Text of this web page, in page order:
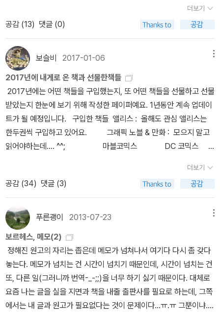
기득권과 부르주아 문화에 장기적으로 저항해야 한다. 러시아 혁명처
럼 정면으로 맞서서 신속하게 ‘기동전(war of maneuver)’을 수행
하면 혁명이 실패할 가능성이 높다. 1905년에 일어난 러시아 혁명을
지켜본 서구 자본주의 국가들은 사회주의의 위력을 습득하면서 그들
의 투쟁 전략을 예상한다. 따라서 이탈리아 사회주의자들은 참호 속
에 숨어서 싸우듯이 진지전을 펼쳐야 하며, 자본주의에 맞서서 뒤집
을 수 있는 ‘역량’을 갖추어야 한다. 비록 혁명이 달성하는 데 시간은
오래 걸리지만, 자본주의의 참호들을 하나하나씩 점령하면 부르주아
기득권의 헤게모니(hegemony, 지배권)는 무너진다. 이때 사회주의
자들이 기동전을 펼칠 기회가 생긴다.‘비둘기’ 북클럽은 문학과 독서
를 쓸모없는 것으로 여기고, 표현의 자유를 억압하는 중국의 검열 방
식에 정면으로 저항하지 않는다. 그들이 할 수 있는 것은 기동전이 아
닌 진지전이다. ‘비둘기’ 북클럽의 일차 목표는 가까이 지내는 사람들
만드는 ‘아름다운 작업’이라고 말한다. 그러면서 한 사람의 인생을 변
화시키는 문학의 힘을 ‘감염’으로 비유한다. “문학이야말로 가장 아름
다운 작업이라고 생각해요. 최근 난 스스로 변화시키고 있을 뿐만 아
니라 우리 가족의 변화도 이끌어냈어요. 이것이 바로 문학의 감염력
이죠.” (464쪽)‘비둘기’ 북클럽 회원들의 문학 예찬은 책 밖에 있는
독자들에게도 계속 강조한다. ‘비둘기’ 북클럽 회원들의 신조는 문학
에 등 돌린 (소설 속 허구의 세계와 현실의) 독자들을 설득할 수 있는
중권, <고로 나는 존재하는 고양이>, 천년의 상상). 표지 질감을 벨벳
질감으로 만들어서 그 질감에 매료되게 만들기도 한다.(정이현, <상
냥한 폭력의 시대>, 문학과 지성사)솔직히 고백하겠다. 나에게는 제
본 형태만 보고 산 책도 있다. 지금도 잘 모셔두고 있는 사데크 헤대야
트의 <눈먼올빼미>는 지인에게 추천을 받아 2013년에 샀던 책이다.
-24쪽 4. 강유원 박사는 <인문고전강의>에서 독서의 차원을
세 가지로 정리했다. 첫번째는 호기심 차원, 두 번째는 쾌락적 차원,
세 번째는 구조적 차원이다. -68쪽 5. 내가 책에서 얻은 즐거움
이란 이런 것들이다 :<나의 라임오렌지나무>를 읽고 나서 펑펑 흘린
눈물. <피에르 메나르, 돈키호테의 저자>를 읽고 뒤통수가 짜릿했던
지적 쾌감.<예감은 틀리지 않는다>를 읽고 실감한 삶의 회한.<엘러
화의 교류과정에 대한 놀라움<검은 고양이>를 읽으며 느낀 공포.<백
지>가 선사한 아픔.<이갈리아의 딸들>을 읽으며 느낀 통쾌함<SKE
PTIC>이 보여주는 과학적 사고방식의 정합성<새들은 페루에 가서
죽다>를 읽으며 입에 씁쓸하게 남은 외로움.<모든 범죄는 흔적을 남
긴다>를 읽으며 들었던 인간 본성에 대한 고민.<운명>을 읽고 마침
는 사람들이 책을 추천해달라고 할 때, 과학과 친해지는 첫 단계로 메
리 로치의 책을 권하곤 한다. <인체 재활용>이나 <우주 다큐>등을
널드 서순 《유럽 문화사》(2권까지만 모았다)스티븐 킹 《죽음의 무
도》움베르토 에코 《책의 우주》E. H. 카 《도스또예프스키 평전》(도스
스탠리 카벨 《눈에 비치는 세계》프리모 레비 《가라앉은 자와 구조된
자》 조르조 아감벤 / 모니카 페란도 《말할 수 없는 소녀》마르
쿠스 가브리엘 《왜 세계는 존재하지 않는가》 제러드 다이아몬드 외
《컬처 쇼크》앙드레 지드 《위폐범들》미셸 투르니에 《방드르디, 태평
양의 끝》니콜라 드 크레시 《천상의 비벤덤》파스칼 키냐르 《부테
스》 이 사진엔 선물받은 책이 꽤 있는데, 파란색은 선물하기 좋은 색
인 걸까? 아니면 파란색을 좋아하는 사람들끼리 친구가 되는 경향이
있는 걸까ㅎ 질 들뢰즈 / 펠릭스 가타리 《안티 오이디푸스》
셸 투르니에 《예찬》존 퓰츠 《사진에 나타난 몸》클레어 웨이트 브라
운 《파스텔 바이블》데이비드 폭슨 《정물화 스케치 바이블》이일형
《프랭크 게리》(최초의 해체주의 건축가) 알라딘 다이어리_도
라에몽로베르트 아를르 《7인의 미치광이》 존 파울즈 《마법사》이탈
로 칼비노 《보이지 않는 도시들》니체 《디오니소스 찬가》엘리엇 《황
무지》찰스 부코스키 《우체국》이언 매큐언 《체실 비치에서》
황정은 외 《웃는 남자》에밀시오랑 《지금 이 순간 나는 아프다》유재
영 《하바롭스크의 밤》함석헌 《바가바드 기타》요시모토 바나나 《 N ·
P 》조연호 《행복한 난청》(음악 에세이 추천)Donald Duck Not
e 시집은 파란 도서가 너무 많아서 (문학과 지성사만 해도 엄청
남;) 눈에 띄는 것만~황유원 《세상의 모든 최대화》안태운 《감은 눈
렇게 적었다. 필사자가 되려므나! 이 말을 그대 가슴에 각인하라.그대
의 이름을 영원히 남기기 위해서!두루마리는 돌새김보다 훌륭하느니
라.사람이 죽으면 육신은 먼지가 되고,그의 사람들도 이 땅에서 사라
지고 말 것이니.사람을 기억하게 하는 것은 책이니라그를 읽는 사람
의 입을 통해서. - 알베르토 망겔, 『독서의 역사』 * * * (밑줄긋기) 0
1_단편소설 이반 세르게비치 투르게네프(1818∼1883)허구적 인물
의 네 가지 유형셰익스피어와 단테를 사랑했던 투르게네프는 모든 인
류를 '햄릿형'과 '돈 키호테형'으로 나누었다. 존 폴스타프(셰익스피어
작품에 나오는 희극적 인물)나 산초 판자(『돈 키호테』에 나오는 인
물)까지 포함한다면 허구적 인물의 네 가지 유형을 형성할 수 있을 것
이다.현실과 운명의 취약성을 잘 이해하기 위해서우리는 왜 「베진 초
원」을 읽는가? 우리의 현실과 운명의 취약성을 잘 이해하고, 투르게
네프의 이야기꾼으로서의 솜씨, 겉으로 드러나는 그의 초연함 등을
일 것이다. 안톤 파블로비치 체호프(1860∼1904)체호프와 톨스토
이에 대한 가장 훌륭한 평론지금까지 내가 읽은 글 중에서 체호프와
톨스토이에 대한 가장 훌륭한 평론은 막심 고리키의 『회상들』에 나온
다:'체호프가 있는 곳에서는 누구나 단순해지고 진실해지며 보다 더
본연의 자신이 되고자 하는 무의식적인 욕망을 느끼게 된다.'왜 최고
의 작품만을 읽어야 하는가나는 내면적 삶의 기록이 알려진 모든 작
가 가운데 체호프와 베케트가 가장 친절한 인간이라는 생각을 가끔
더보기
공감 (13) 댓글 (0)
보슬비 2017-01-06
2017년에 내게로 온 책과 선물한책들
2017년에는 어떤 책들을 구입했는지, 또 어떤 책들을 선물하고 선물
받았는지 한눈에 보기 위해 작성한 페이퍼예요. 1년동안 계속 업데이
트가 될 예정입니다. 구입한 책들 앨리스 : 올해도 관심 앨리스는
한두권씩 구입하고 있어요. 그래픽 노블 & 만화 : 모으지 말고
읽어야하는데.... ^^; 마블코믹스 DC 코믹스
즈 아직 배트맨 시리즈 정식으로 읽지 않았지만, 그래픽노블 매거
진에서 배트맨에 관한 내용을 출간해 반가운 마음에 구입했어요.
기타 만화 완결이 되지 않아서 꾸준히 한권씩 모으게
되는 만화들. 올해는 모브사이코 모으는중. ^^;;
만화카페에서 초반에 읽어보 한권씩 모아서 읽어보는 '도로헤도로'진
짜 진흙탕같은 만화~ 내가 좋아하는 SF만화. 게다가 4권이 완결
이라서 다행입니다.^^ 소설 : 허무맹랑한 이야기라도 그 속에 삶
이 있어 읽는 동안 즐거워요. 내가 가장 좋아하는 책읽기 스타
일, 탐독. 기타 : 가끔씩 소설이 아닌, 소장용으로나 선물용
으로 함께 읽는 스타일 영어책 : 읽
더보기
공감 (34) 댓글 (3)
푸른괭이 2013-07-23
보르헤스, 메모(2)
정해진 원고의 자리는 좁은데 메모가 넘쳐나서 여기다 다시 좀 갖다
놓는다. 메모가 넘치는 건 시간이 넘치기 때문인데, 시간이 넘치는 건
또, 다른 일(그러니까 번역-_-;;)을 너무 하기 싫기 때문이다. 대체로
요즘 나는 글을 실을 지면과 책을 내줄 출판사를 필요로 하는데, 그쪽
에서는 내 글과 원고가 필요없다는 것이 문제이다...ㅠ.ㅠ 그뿐이냐.